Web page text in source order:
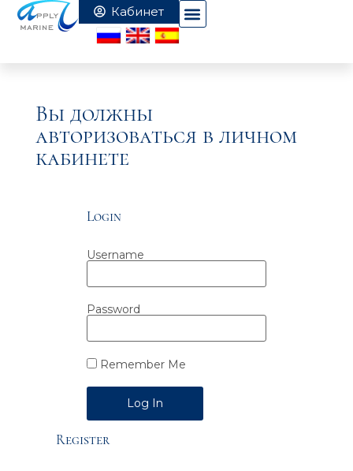
Вы должны
авторизоваться в личном
кабинете
Login
Username
Password
Remember Me
Alternative:
Register